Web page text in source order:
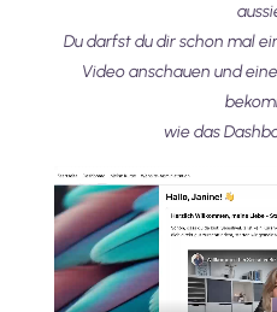
Du darfst du dir schon mal
Video anschauen und
wie das